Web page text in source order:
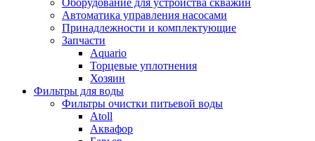
Оборудование для устройства скважин
Автоматика управления насосами
Принадлежности и комплектующие
Запчасти
Aquario
Торцевые уплотнения
Хозяин
Фильтры для воды
Фильтры очистки питьевой воды
Atoll
Аквафор